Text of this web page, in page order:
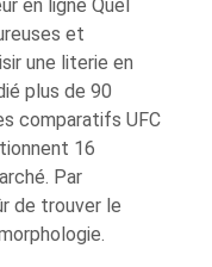
en ligne Quel
et
une literie en
plus de 90
comparatifs UFC
16
Par
de trouver le